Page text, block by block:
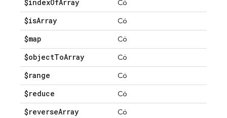
$indexOfArray Có
$isArray Có
$map Có
$objectToArray Có
$range Có
$reduce Có
$reverseArray Có